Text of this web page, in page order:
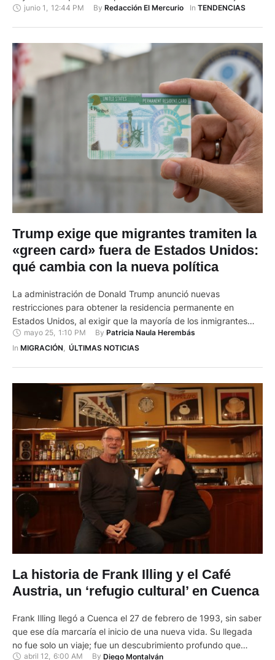
Pueden estar en quien atiende un local, sirve un café o trabaja
junio 1 12:44 PM By Redacción El Mercurio In TENDENCIAS
Trump exige que migrantes tramiten la
«green card» fuera de Estados Unidos:
qué cambia con la nueva política
La administración de Donald Trump anunció nuevas
restricciones para obtener la residencia permanente en
Estados Unidos, al exigir que la mayoría de los inmigrantes
abandonen el país y completen el trámite desde consulados o
embajadas estadounidenses en el extranjero. La medida
mayo 25 1:10 PM By Patricia Naula Herembás
In MIGRACIÓN, ÚLTIMAS NOTICIAS
La historia de Frank Illing y el Café
Austria, un ‘refugio cultural’ en Cuenca
Frank Illing llegó a Cuenca el 27 de febrero de 1993, sin saber
que ese día marcaría el inicio de una nueva vida. Su llegada
no fue solo un viaje; fue un descubrimiento profundo que
abril 12, 6:00 AM By Diego Montalván